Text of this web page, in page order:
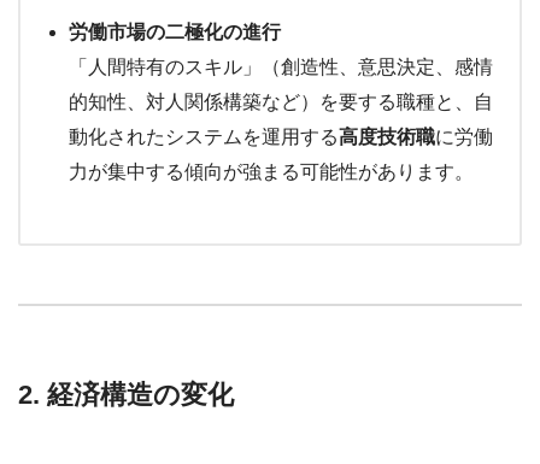
労働市場の二極化の進行
「人間特有のスキル」（創造性、意思決定、感情
的知性、対人関係構築など）を要する職種と、自
動化されたシステムを運用する高度技術職に労働
力が集中する傾向が強まる可能性があります。
2. 経済構造の変化